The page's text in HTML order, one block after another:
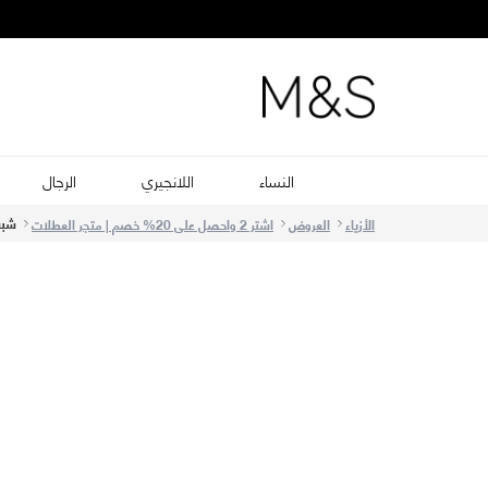
النساء اللانجيري الرجال
الأزياء العروض اشتر 2 واحصل على 20% خصم | متجر العطلات